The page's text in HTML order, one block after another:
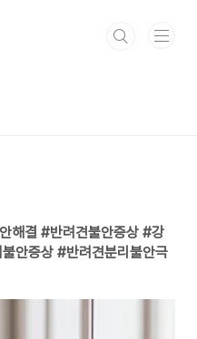
해결 #반려견불안증상 #강
안증상 #반려견분리불안극